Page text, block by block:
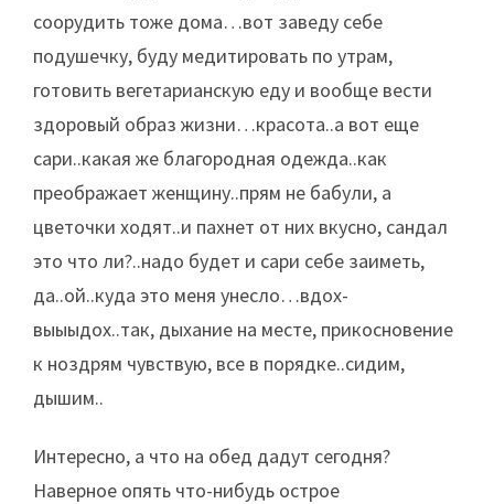
соорудить тоже дома…вот заведу себе
подушечку, буду медитировать по утрам,
готовить вегетарианскую еду и вообще вести
здоровый образ жизни…красота..а вот еще
сари..какая же благородная одежда..как
преображает женщину..прям не бабули, а
цветочки ходят..и пахнет от них вкусно, сандал
это что ли?..надо будет и сари себе заиметь,
да..ой..куда это меня унесло…вдох-
выыыдох..так, дыхание на месте, прикосновение
к ноздрям чувствую, все в порядке..сидим,
дышим..
Интересно, а что на обед дадут сегодня?
Наверное опять что-нибудь острое